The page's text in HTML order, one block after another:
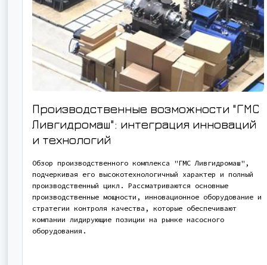
Производственные возможности "ГМС
Ливгидромаш": интеграция инноваций
и технологий
Обзор производственного комплекса "ГМС Ливгидромаш",
подчеркивая его высокотехнологичный характер и полный
производственный цикл. Рассматриваются основные
производственные мощности, инновационное оборудование и
стратегии контроля качества, которые обеспечивают
компании лидирующие позиции на рынке насосного
оборудования.